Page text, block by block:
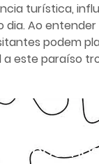
turística,
Ao entender
podem
este paraíso